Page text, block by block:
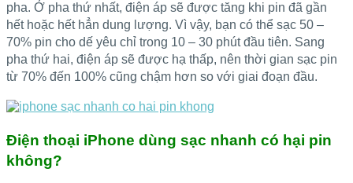
pha. Ở pha thứ nhất, điện áp sẽ được tăng khi pin đã gần
hết hoặc hết hẳn dung lượng. Vì vậy, bạn có thể sạc 50 –
70% pin cho dế yêu chỉ trong 10 – 30 phút đầu tiên. Sang
pha thứ hai, điện áp sẽ được hạ thấp, nên thời gian sạc pin
từ 70% đến 100% cũng chậm hơn so với giai đoạn đầu.
Điện thoại iPhone dùng sạc nhanh có hại pin
không?